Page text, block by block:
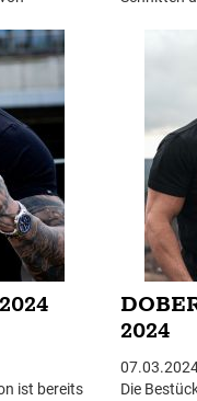
Menü -
ist bereits
2024
Die